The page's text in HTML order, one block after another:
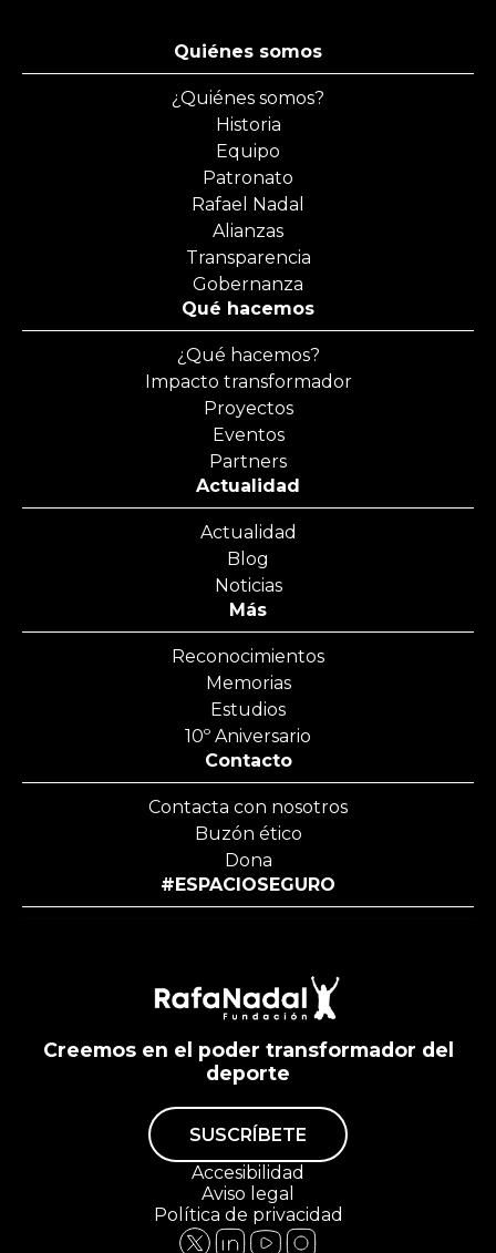
Quiénes somos
¿Quiénes somos?
Historia
Equipo
Patronato
Rafael Nadal
Alianzas
Transparencia
Gobernanza
Qué hacemos
¿Qué hacemos?
Impacto transformador
Proyectos
Eventos
Partners
Actualidad
Actualidad
Blog
Noticias
Más
Reconocimientos
Memorias
Estudios
10º Aniversario
Contacto
Contacta con nosotros
Buzón ético
Dona
#ESPACIOSEGURO
Creemos en el poder transformador del
deporte
SUSCRÍBETE
Accesibilidad
Aviso legal
Política de privacidad